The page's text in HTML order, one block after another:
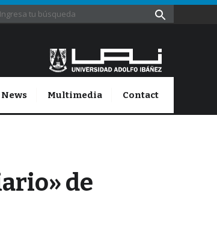
News Multimedia Contact
de